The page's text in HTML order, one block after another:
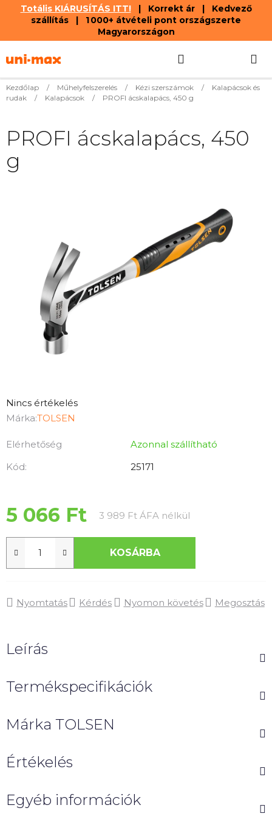
Totális KIÁRUSÍTÁS ITT!| Korrekt ár | Kedvező
szállítás | 1 000+ átvételi pont országszerte
Magyarországon
tartalomhoz
KOSÁR
Kezdőlap / Műhelyfelszerelés / Kézi szerszámok /
Kalapácsok és
rudak
/ Kalapácsok / PROFI ácskalapács, 450 g
A
termék
értékelése
5-
csillag.
Nincs értékelés
Márka:TOLSEN
Elérhetőség
Azonnal szállítható
Kód:
25171
5 066 Ft 3 989 Ft ÁFA nélkül
KOSÁRBA
Nyomtatás Kérdés Nyomon követés Megosztás
PROFI ácskalapács, 450
g
Leírás
Termékspecifikációk
Márka TOLSEN
Értékelés
Egyéb információk